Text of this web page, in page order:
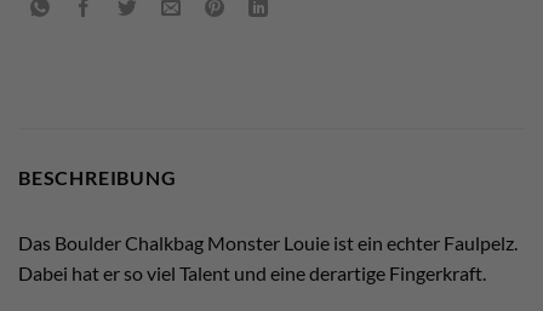
BESCHREIBUNG
Das Boulder Chalkbag Monster Louie ist ein echter Faulpelz.
Dabei hat er so viel Talent und eine derartige Fingerkraft.